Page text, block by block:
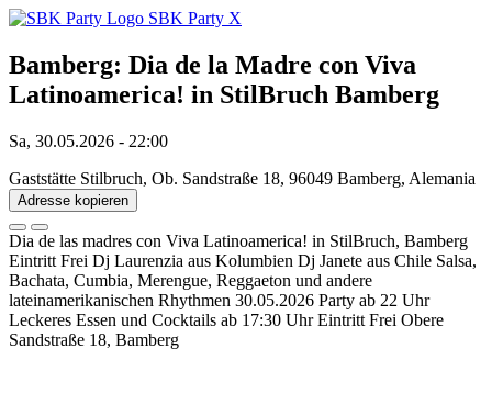
SBK Party X
Bamberg: Dia de la Madre con Viva
Latinoamerica! in StilBruch Bamberg
Sa, 30.05.2026 - 22:00
Gaststätte Stilbruch, Ob. Sandstraße 18, 96049 Bamberg, Alemania
Adresse kopieren
Dia de las madres con Viva Latinoamerica! in StilBruch, Bamberg
Eintritt Frei Dj Laurenzia aus Kolumbien Dj Janete aus Chile Salsa,
Bachata, Cumbia, Merengue, Reggaeton und andere
lateinamerikanischen Rhythmen 30.05.2026 Party ab 22 Uhr
Leckeres Essen und Cocktails ab 17:30 Uhr Eintritt Frei Obere
Sandstraße 18, Bamberg